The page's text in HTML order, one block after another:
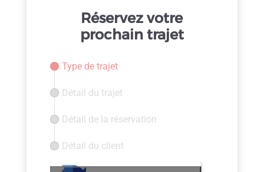
Réservez votre
prochain trajet
Type de trajet
Détail du trajet
Détail de la réservation
Détail du client